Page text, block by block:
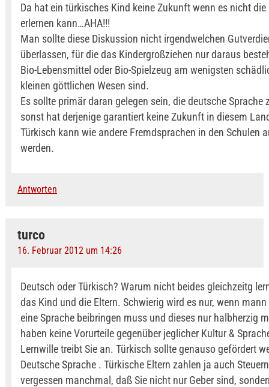
Da hat ein türkisches Kind keine Zukunft wenn es nicht
erlernen kann…AHA!!!
Man sollte diese Diskussion nicht irgendwelchen
überlassen, für die das Kindergroßziehen nur daraus
Bio-Lebensmittel oder Bio-Spielzeug am wenigsten
kleinen göttlichen Wesen sind.
Es sollte primär daran gelegen sein, die deutsche Sprache
sonst hat derjenige garantiert keine Zukunft in diesem
Türkisch kann wie andere Fremdsprachen in den Schulen
werden.
Antworten
turco
16. Februar 2012 um 14:26
Deutsch oder Türkisch? Warum nicht beides gleichzeitg
das Kind und die Eltern. Schwierig wird es nur, wenn
eine Sprache beibringen muss und dieses nur halbherzig
haben keine Vorurteile gegenüber jeglicher Kultur &
Lernwille treibt Sie an. Türkisch sollte genauso gefördert
Deutsche Sprache . Türkische Eltern zahlen ja auch
vergessen manchmal, daß Sie nicht nur Geber sind,